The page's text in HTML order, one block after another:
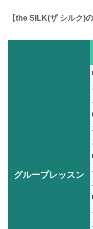
【the SILK(ザ シルク)
グループレッスン